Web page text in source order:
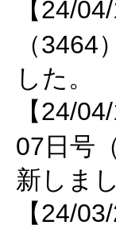
【24/04/
（
した。
【24/
07日号
新しま
【24/03/